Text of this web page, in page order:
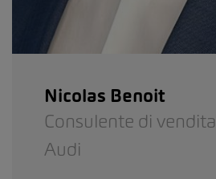
Nicolas Benoit
Consulente di vendita
Audi